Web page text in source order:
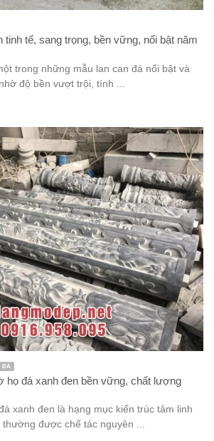
tinh tế, sang trọng, bền vững, nổi bật năm
trong những mẫu lan can đá nổi bật và
độ bền vượt trội, tính ...
ĐÁ
họ đá xanh đen bền vững, chất lượng
xanh đen là hạng mục kiến trúc tâm linh
thường được chế tác nguyên ...